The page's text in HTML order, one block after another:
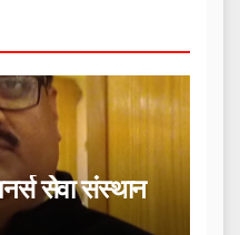
सेवा संस्थान